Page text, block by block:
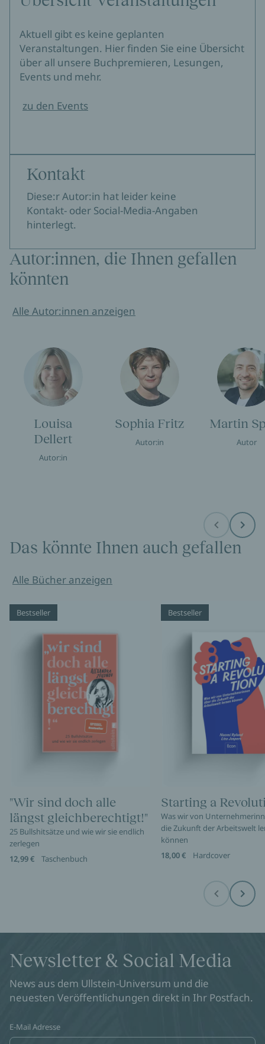
Aktuell gibt es keine geplanten
Veranstaltungen. Hier finden Sie eine Übersicht
über all unsere Buchpremieren, Lesungen,
Events und mehr.
zu den Events
Kontakt
Diese:r Autor:in hat leider keine
Kontakt- oder Social-Media-Angaben
hinterlegt.
Autor:innen, die Ihnen gefallen
könnten
Alle Autor:innen anzeigen
Louisa
Dellert
Autor:in
Sophia Fritz
Autor:in
Martin
Autor
Before Next
Das könnte Ihnen auch gefallen
Alle Bücher anzeigen
Bestseller
"Wir sind doch alle
längst gleichberechtigt!"
25 Bullshitsätze und wie wir sie endlich
zerlegen
12,99 €
Taschenbuch
Bestseller
Starting a
Was wir von
die Zukunft der Arbeitswelt
können
18,00 €
Hardcover
Before Next
Newsletter & Social Media
News aus dem Ullstein-Universum und die
neuesten Veröffentlichungen direkt in Ihr Postfach.
E-Mail Adresse